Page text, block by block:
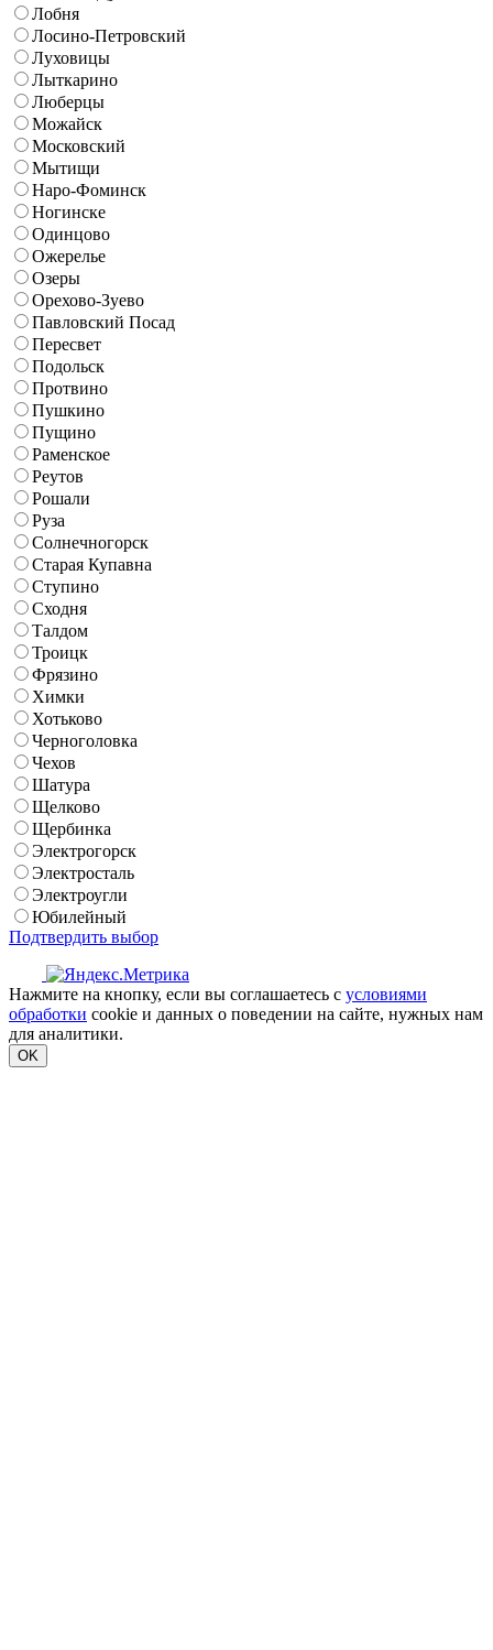
Лобня
Лосино-Петровский
Луховицы
Лыткарино
Люберцы
Можайск
Московский
Мытищи
Наро-Фоминск
Ногинске
Одинцово
Ожерелье
Озеры
Орехово-Зуево
Павловский Посад
Пересвет
Подольск
Протвино
Пушкино
Пущино
Раменское
Реутов
Рошали
Руза
Солнечногорск
Старая Купавна
Ступино
Сходня
Талдом
Троицк
Фрязино
Химки
Хотьково
Черноголовка
Чехов
Шатура
Щелково
Щербинка
Электрогорск
Электросталь
Электроугли
Юбилейный
Подтвердить выбор
Нажмите на кнопку, если вы соглашаетесь с условиями
обработки cookie и данных о поведении на сайте, нужных нам
для аналитики.
OK